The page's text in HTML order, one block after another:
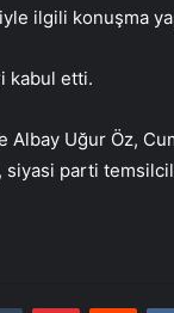
ilgili konuşma
kabul etti.
Uğur Öz,
siyasi parti
Tumblr Pinterest